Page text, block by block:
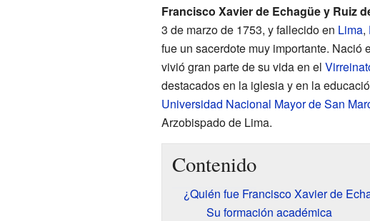
Francisco Xavier de Echagüe y Ruiz
3 de marzo de 1753, y fallecido en Lima,
fue un sacerdote muy importante. Nació
vivió gran parte de su vida en el
destacados en la iglesia y en la
Universidad Nacional Mayor de San
Arzobispado de Lima.
Contenido
¿Quién fue Francisco Xavier de
Su formación académica